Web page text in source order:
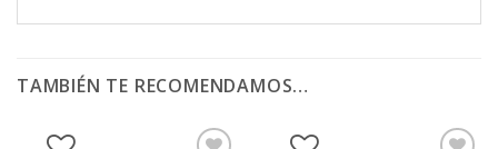
TAMBIÉN TE RECOMENDAMOS…